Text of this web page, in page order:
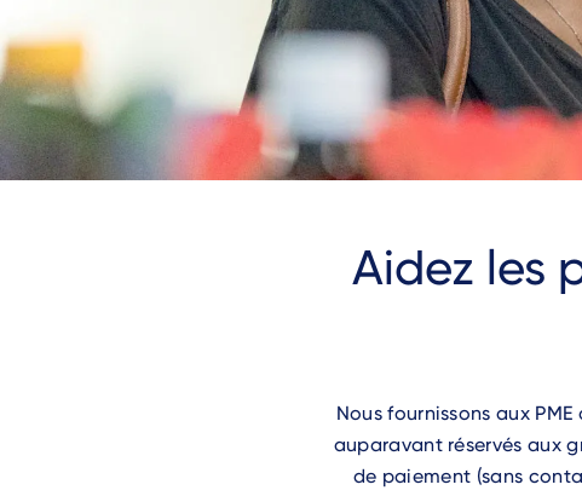
Aidez les
Nous fournissons aux
auparavant réservés aux
de paiement (sans